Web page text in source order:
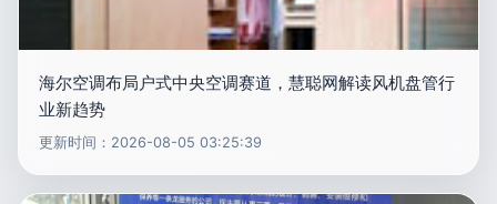
海尔空调布局户式中央空调赛道，慧聪网解读风机盘管行
业新趋势
更新时间：2026-08-05 03:25:39